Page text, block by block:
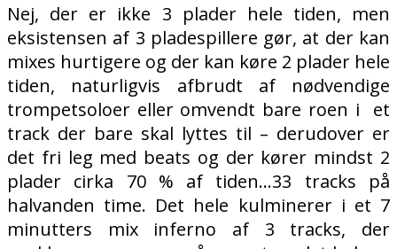
Nej, der er ikke 3 plader hele tiden, men
eksistensen af 3 pladespillere gør, at der kan
mixes hurtigere og der kan køre 2 plader hele
tiden, naturligvis afbrudt af nødvendige
trompetsoloer eller omvendt bare roen i et
track der bare skal lyttes til – derudover er
det fri leg med beats og der kører mindst 2
plader cirka 70 % af tiden…33 tracks på
halvanden time. Det hele kulminerer i et 7
minutters mix inferno af 3 tracks, der